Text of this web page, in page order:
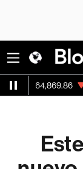
64,869.86 -0.10%